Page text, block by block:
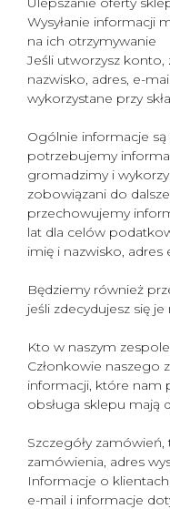
Wysyłanie informacji
na ich otrzymywanie
Jeśli utworzysz
nazwisko, adres, e-
wykorzystane przy
Ogólnie informacje
potrzebujemy
gromadzimy i
zobowiązani do
przechowujemy
lat dla celów
imię i nazwisko, adres
Będziemy również
jeśli zdecydujesz się je
Kto w naszym
Członkowie naszego
informacji, które nam
obsługa sklepu mają
Szczegóły
zamówienia, adres
Informacje o
e-mail i informacje